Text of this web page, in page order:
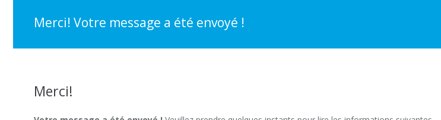
Merci! Votre message a été envoyé !
Merci!